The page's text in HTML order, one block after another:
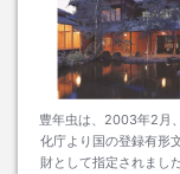
豊年虫は、2003年2月
化庁より国の登録有形
財として指定されました